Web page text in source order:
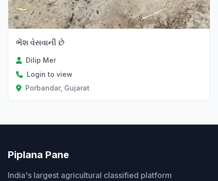
ભેંશ વેસવાની છે
Dilip Mer
Login to view
Porbandar, Gujarat
Piplana Pane
India's largest agricultural classified platform